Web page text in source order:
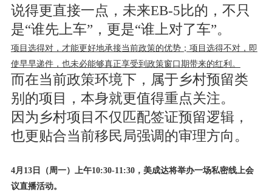
说得更直接一点，未来EB-5比的，不只
是“谁先上车”，更是“谁上对了车”。
项目选得对，才能更好地承接当前政策的优势；项目选得不对，即
使早早递件，也未必能够真正享受到政策窗口期带来的红利。
而在当前政策环境下，属于乡村预留类
别的项目，本身就更值得重点关注。
因为乡村项目不仅匹配签证预留逻辑，
也更贴合当前移民局强调的审理方向。
4月13日（周一）上午10:30-11:30，美成达将举办一场私密线上会
议直播活动。